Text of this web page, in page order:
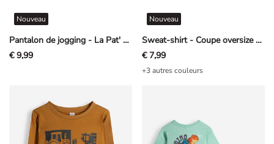
Pantalon de jogging - La Pat' Patrouille - beige
Nouveau
€ 9,99
Sweat-shirt - Coupe oversize - Vert
Nouveau
€ 7,99
+3 autres couleurs